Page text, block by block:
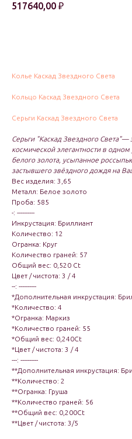
517640,00 ₽
Колье Каскад Звездного Света
Кольцо Каскад Звездного Света
Серьги Каскад Звездного Света
Серьги "Каскад Звездного
космической элегантности в
белого золота, усыпанное
застывшего звёздного дождя на
Вес изделия: 3,65
Металл: Белое золото
Проба: 585
-: ----------
Инкрустация: Бриллиант
Количество: 12
Огранка: Круг
Количество граней: 57
Общий вес: 0,520 Ct
Цвет / чистота: 3 / 4
--: ----------
*Дополнительная инкрустация:
*Количество: 4
*Огранка: Маркиз
*Количество граней: 55
*Общий вес: 0,240Ct
*Цвет / чистота: 3 / 4
---: ----------
**Дополнительная инкрустация:
**Количество: 2
**Огранка: Груша
**Количество граней: 56
**Общий вес: 0,200Ct
**Цвет / чистота: 3/5